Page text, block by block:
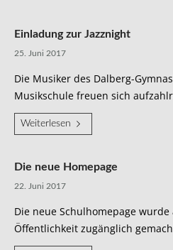
Einladung zur Jazznight
25. Juni 2017
Die Musiker des Dalberg-
Musikschule freuen sich
Weiterlesen
Die neue Homepage
22. Juni 2017
Die neue Schulhomepage wurde
Öffentlichkeit zugänglich